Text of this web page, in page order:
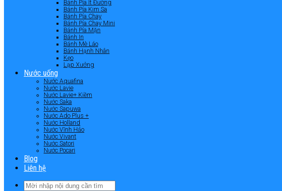
Bánh Pía Ít Đường
Bánh Pía Kim Sa
Bánh Pía Chay
Bánh Pía Chay Mini
Bánh Pía Mặn
Bánh In
Bánh Mè Láo
Bánh Hạnh Nhân
Kẹo
Lạp Xưởng
Nước uống
Nước Aquafina
Nước Lavie
Nước Lavie+ Kiềm
Nước Saka
Nước Sapuwa
Nước Ado Plus +
Nước Holland
Nước Vĩnh Hảo
Nước Vivant
Nước Satori
Nước Pocari
Blog
Liên hệ